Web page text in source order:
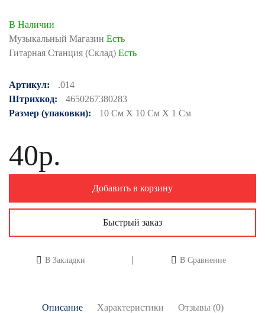
В Наличии
Музыкальный Магазин Есть
Гитарная Станция (Склад) Есть
Артикул:
.014
Штрихкод:
4650267380283
Размер (упаковки):
10 См X 10 См X 1 См
40р.
Добавить в корзину
Быстрый заказ
В Закладки В Сравнение
Описание Характеристики Отзывы (0)